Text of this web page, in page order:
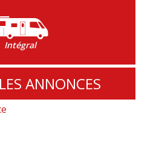
Intégral
ANNONCES